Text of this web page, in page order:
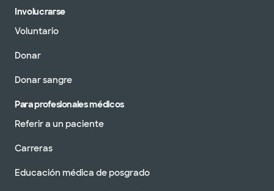
Involucrarse
Voluntario
Donar
Donar sangre
Para profesionales médicos
Referir a un paciente
Carreras
Educación médica de posgrado